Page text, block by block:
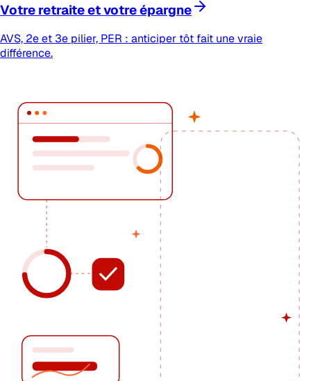
Votre retraite et votre épargne
AVS, 2e et 3e pilier, PER : anticiper tôt fait une vraie
différence.